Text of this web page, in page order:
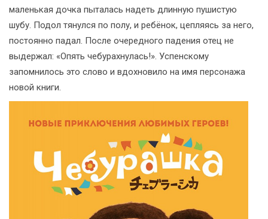
маленькая дочка пыталась надеть длинную пушистую
шубу. Подол тянулся по полу, и ребёнок, цепляясь за него,
постоянно падал. После очередного падения отец не
выдержал: «Опять чебурахнулась!». Успенскому
запомнилось это слово и вдохновило на имя персонажа
новой книги.